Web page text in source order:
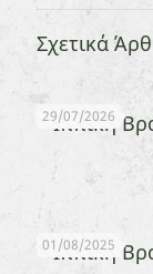
Σχετικά
29/07/2026
Ιππική
01/08/2025
Ιππική